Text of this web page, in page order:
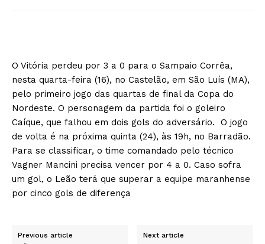
O Vitória perdeu por 3 a 0 para o Sampaio Corrêa,
nesta quarta-feira (16), no Castelão, em São Luís (MA),
pelo primeiro jogo das quartas de final da Copa do
Nordeste. O personagem da partida foi o goleiro
Caíque, que falhou em dois gols do adversário. O jogo
de volta é na próxima quinta (24), às 19h, no Barradão.
Para se classificar, o time comandado pelo técnico
Vagner Mancini precisa vencer por 4 a 0. Caso sofra
um gol, o Leão terá que superar a equipe maranhense
por cinco gols de diferença
Previous article Next article